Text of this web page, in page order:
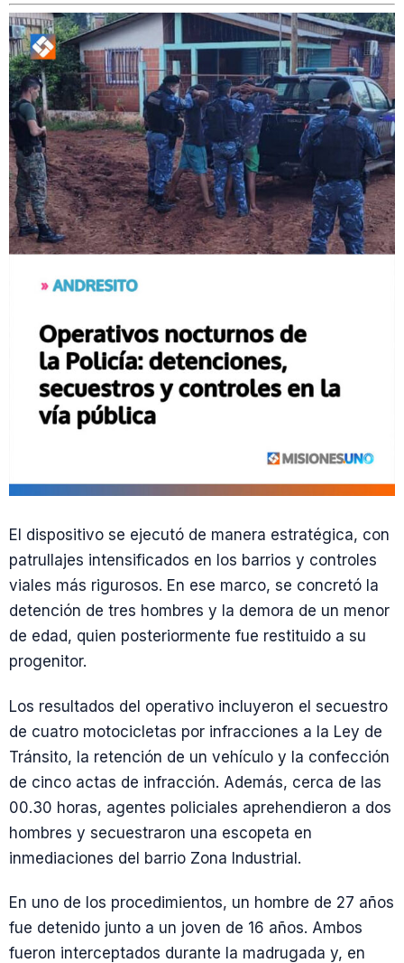
El dispositivo se ejecutó de manera estratégica, con
patrullajes intensificados en los barrios y controles
viales más rigurosos. En ese marco, se concretó la
detención de tres hombres y la demora de un menor
de edad, quien posteriormente fue restituido a su
progenitor.
Los resultados del operativo incluyeron el secuestro
de cuatro motocicletas por infracciones a la Ley de
Tránsito, la retención de un vehículo y la confección
de cinco actas de infracción. Además, cerca de las
00.30 horas, agentes policiales aprehendieron a dos
hombres y secuestraron una escopeta en
inmediaciones del barrio Zona Industrial.
En uno de los procedimientos, un hombre de 27 años
fue detenido junto a un joven de 16 años. Ambos
fueron interceptados durante la madrugada y, en